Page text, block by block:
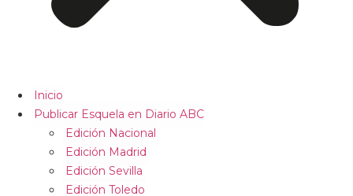
Inicio
Publicar Esquela en Diario ABC
Edición Nacional
Edición Madrid
Edición Sevilla
Edición Toledo